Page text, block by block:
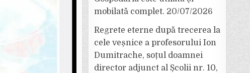
mobilată complet. 20/07/2026
Regrete eterne după trecerea la
cele veșnice a profesorului Ion
Dumitrache, soțul doamnei
director adjunct al Școlii nr. 10,